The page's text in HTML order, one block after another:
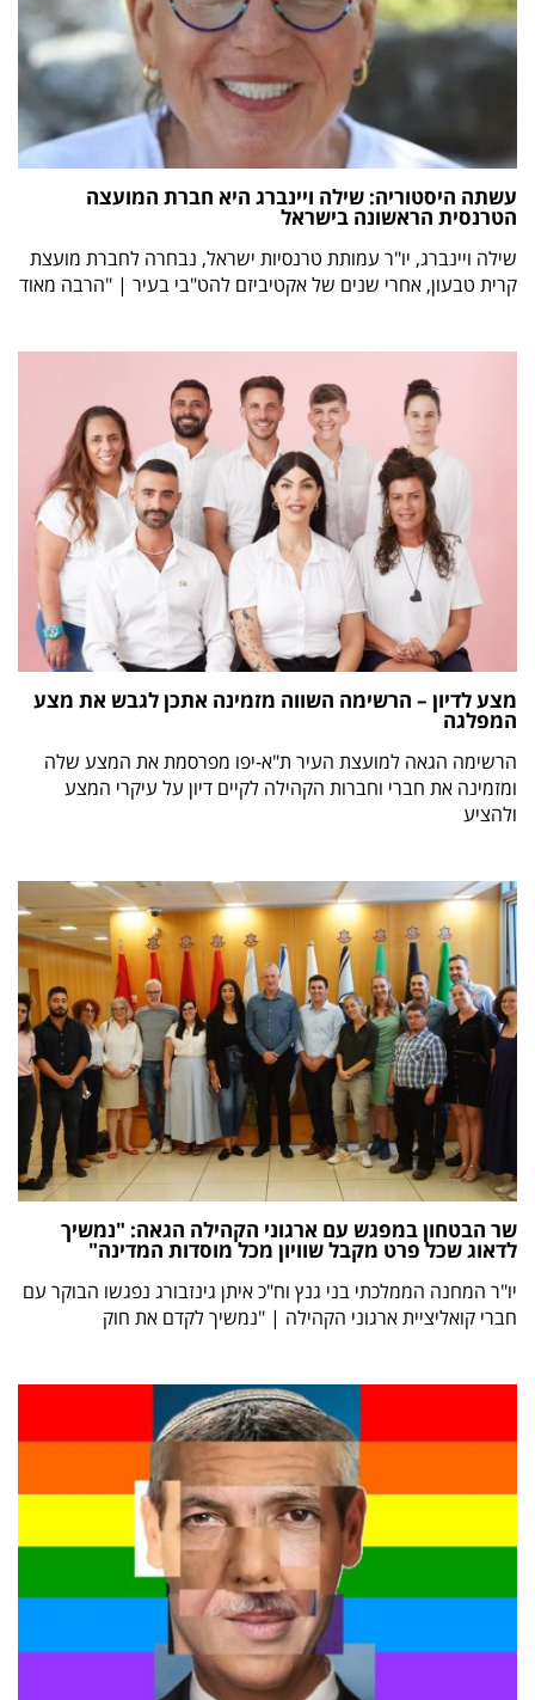
עשתה היסטוריה: שילה ויינברג היא חברת המועצה
הטרנסית הראשונה בישראל
שילה ויינברג, יו"ר עמותת טרנסיות ישראל, נבחרה לחברת מועצת
קרית טבעון, אחרי שנים של אקטיביזם להט"בי בעיר | "הרבה מאוד
מצע לדיון – הרשימה השווה מזמינה אתכן לגבש את מצע
המפלגה
הרשימה הגאה למועצת העיר ת"א-יפו מפרסמת את המצע שלה
ומזמינה את חברי וחברות הקהילה לקיים דיון על עיקרי המצע
ולהציע
שר הבטחון במפגש עם ארגוני הקהילה הגאה: "נמשיך
לדאוג שכל פרט מקבל שוויון מכל מוסדות המדינה"
יו"ר המחנה הממלכתי בני גנץ וח"כ איתן גינזבורג נפגשו הבוקר עם
חברי קואליציית ארגוני הקהילה | "נמשיך לקדם את חוק